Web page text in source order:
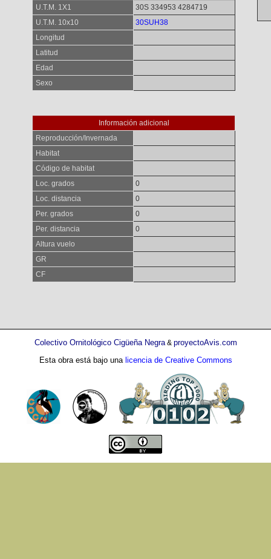
U.T.M. 1X1
30S 334953 4284719
U.T.M. 10x10
30SUH38
Longitud
Latitud
Edad
Sexo
Información adicional
Reproducción/Invernada
Habitat
Código de habitat
Loc. grados
0
Loc. distancia
0
Per. grados
0
Per. distancia
0
Altura vuelo
GR
CF
Colectivo Ornitológico Cigüeña Negra& proyectoAvis.com
Esta obra está bajo una licencia de Creative Commons